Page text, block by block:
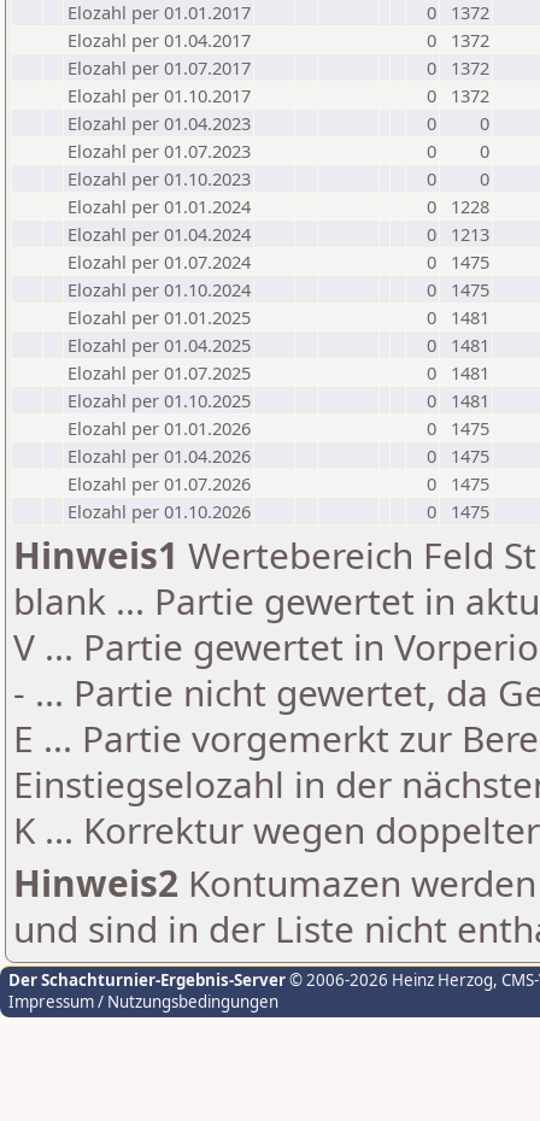
Elozahl per 01.01.2017
0
1372
Elozahl per 01.04.2017
0
1372
Elozahl per 01.07.2017
0
1372
Elozahl per 01.10.2017
0
1372
Elozahl per 01.04.2023
0
0
Elozahl per 01.07.2023
0
0
Elozahl per 01.10.2023
0
0
Elozahl per 01.01.2024
0
1228
Elozahl per 01.04.2024
0
1213
Elozahl per 01.07.2024
0
1475
Elozahl per 01.10.2024
0
1475
Elozahl per 01.01.2025
0
1481
Elozahl per 01.04.2025
0
1481
Elozahl per 01.07.2025
0
1481
Elozahl per 01.10.2025
0
1481
Elozahl per 01.01.2026
0
1475
Elozahl per 01.04.2026
0
1475
Elozahl per 01.07.2026
0
1475
Elozahl per 01.10.2026
0 1475
Hinweis1 Wertebereich Feld
blank ... Partie gewertet in
V ... Partie gewertet in
- ... Partie nicht gewertet, da
E ... Partie vorgemerkt zur
Einstiegselozahl in der
K ... Korrektur wegen
Hinweis2 Kontumazen
und sind in der Liste nicht
Der Schachturnier-Ergebnis-Server© 2006-2026 Heinz Herzog,
Impressum / Nutzungsbedingungen